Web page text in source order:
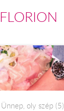
FLORION
Ünnep, oly szép (5)